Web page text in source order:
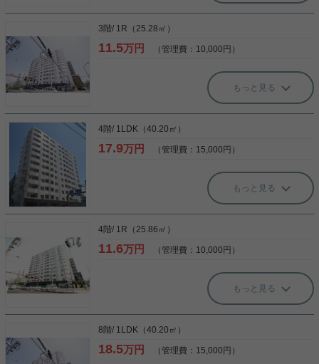
3階/ 1R（25.28㎡）
11.5万円 （管理費：10,000円）
もっと見る
4階/ 1LDK（40.20㎡）
17.9万円 （管理費：15,000円）
もっと見る
4階/ 1R（25.86㎡）
11.6万円 （管理費：10,000円）
もっと見る
8階/ 1LDK（40.20㎡）
18.5万円 （管理費：15,000円）